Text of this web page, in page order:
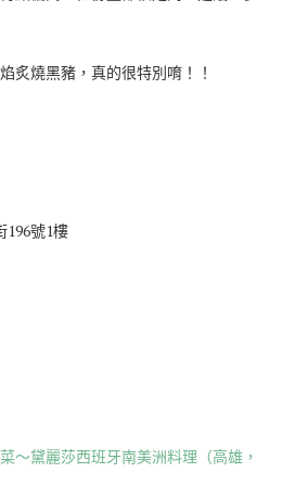
炙燒黑豬，真的很特別唷！！
196號1樓
～黛麗莎西班牙南美洲料理（高雄，